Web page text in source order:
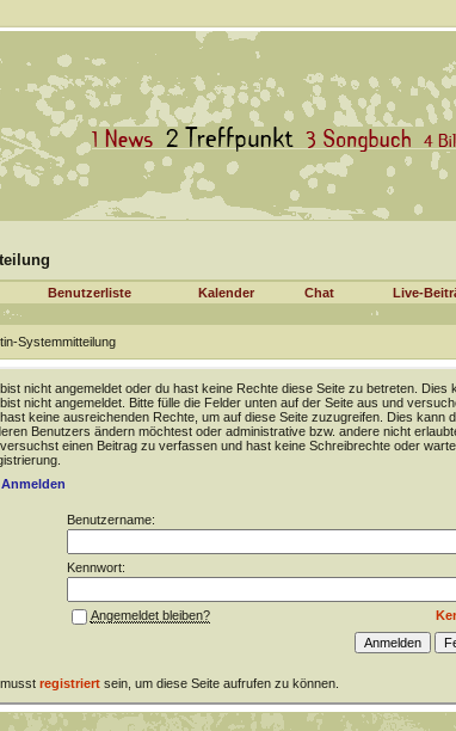
Benutzerliste Kalender Chat Live-
Systemmitteilung
nicht angemeldet oder du hast keine Rechte diese Seite zu betreten. Dies
nicht angemeldet. Bitte fülle die Felder unten auf der Seite aus und
keine ausreichenden Rechte, um auf diese Seite zuzugreifen. Dies kann
Benutzers ändern möchtest oder administrative bzw. andere nicht
einen Beitrag zu verfassen und hast keine Schreibrechte oder
Anmelden
Benutzername:
Kennwort:
Angemeldet bleiben?
registriertsein, um diese Seite aufrufen zu können.